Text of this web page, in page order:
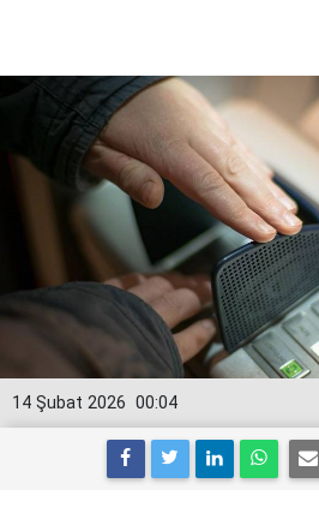
00:04
14 Şubat 2026